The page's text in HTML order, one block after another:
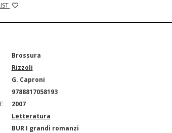
Brossura
Rizzoli
G. Caproni
9788817058193
2007
Letteratura
BUR I grandi romanzi